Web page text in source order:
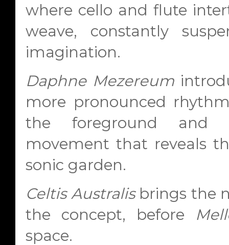
where cello and flute
weave, constantly
imagination.
Daphne Mezereum
more pronounced
the foreground and
movement that reveals
sonic garden.
Celtis Australisbrings the
the concept, before
space.